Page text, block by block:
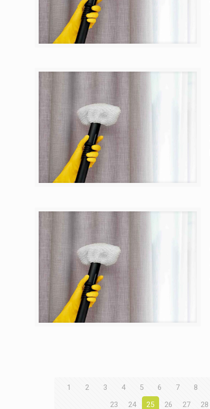
1 2 3 4 5 6 7 8
23
24 25 26 27 28